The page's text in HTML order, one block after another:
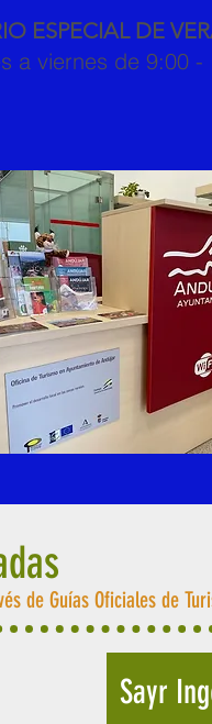
ESPECIAL DE
a viernes de 9:00 -
de Guías Oficiales de
Sayr